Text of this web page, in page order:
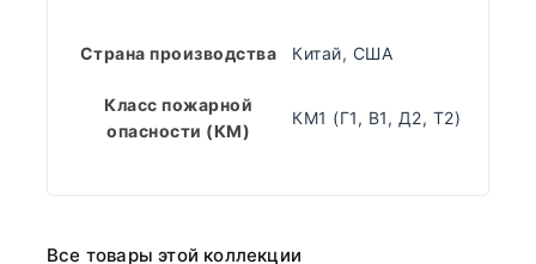
Страна производства Китай, США
Класс пожарной
опасности (КМ)
КМ1 (Г1, В1, Д2, Т2)
Все товары этой коллекции